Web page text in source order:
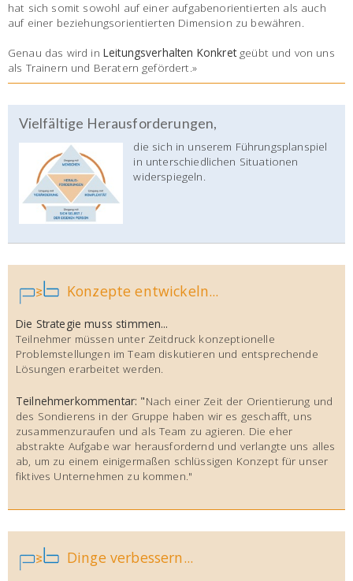
hat sich somit sowohl auf einer aufgabenorientierten als auch
auf einer beziehungsorientierten Dimension zu bewähren.
Genau das wird in Leitungsverhalten Konkretgeübt und von uns
als Trainern und Beratern gefördert.»
Vielfältige Herausforderungen,
die sich in unserem Führungsplanspiel
in unterschiedlichen Situationen
widerspiegeln.
Konzepte entwickeln...
Die Strategie muss stimmen...
Teilnehmer müssen unter Zeitdruck konzeptionelle
Problemstellungen im Team diskutieren und entsprechende
Lösungen erarbeitet werden.
Teilnehmerkommentar: "Nach einer Zeit der Orientierung und
des Sondierens in der Gruppe haben wir es geschafft, uns
zusammenzuraufen und als Team zu agieren. Die eher
abstrakte Aufgabe war herausfordernd und verlangte uns alles
ab, um zu einem einigermaßen schlüssigen Konzept für unser
fiktives Unternehmen zu kommen."
Dinge verbessern...